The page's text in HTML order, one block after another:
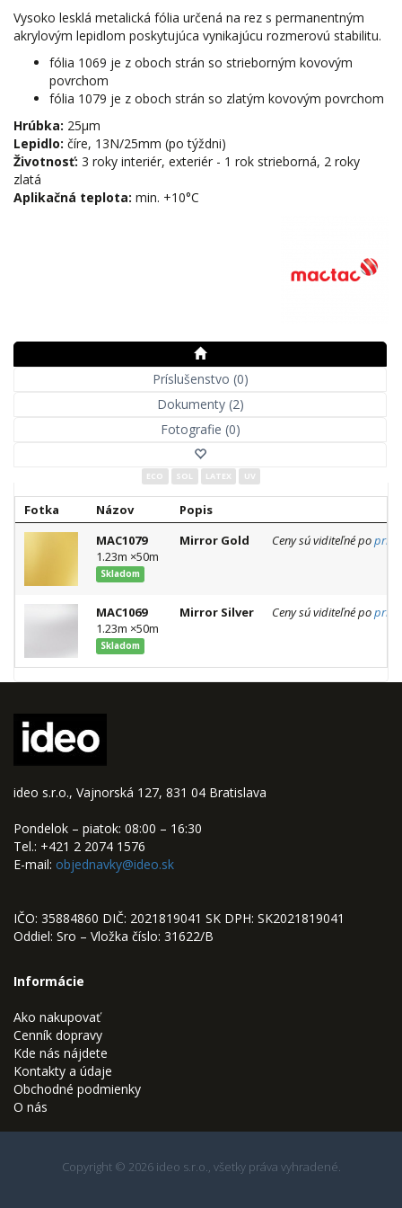
Vysoko lesklá metalická fólia určená na rez s permanentným
akrylovým lepidlom poskytujúca vynikajúcu rozmerovú stabilitu.
fólia 1069 je z oboch strán so strieborným kovovým
povrchom
fólia 1079 je z oboch strán so zlatým kovovým povrchom
Hrúbka: 25μm
Lepidlo: číre, 13N/25mm (po týždni)
Životnosť: 3 roky interiér, exteriér - 1 rok strieborná, 2 roky
zlatá
Aplikačná teplota: min. +10°C
Príslušenstvo (0)
Dokumenty (2)
Fotografie (0)
ECO SOL LATEX UV
Fotka Názov
Popis
MAC1079
1.23m ×50m
Skladom
Mirror Gold Ceny sú viditeľné po
MAC1069
1.23m ×50m
Skladom
Mirror Silver Ceny sú viditeľné po
ideo s.r.o., Vajnorská 127, 831 04 Bratislava
Pondelok – piatok: 08:00 – 16:30
Tel.: +421 2 2074 1576
E-mail: objednavky@ideo.sk
IČO: 35884860 DIČ: 2021819041 SK DPH: SK2021819041
Oddiel: Sro – Vložka číslo: 31622/B
Informácie
Ako nakupovať
Cenník dopravy
Kde nás nájdete
Kontakty a údaje
Obchodné podmienky
O nás
Copyright © 2026 ideo s.r.o., všetky práva vyhradené.